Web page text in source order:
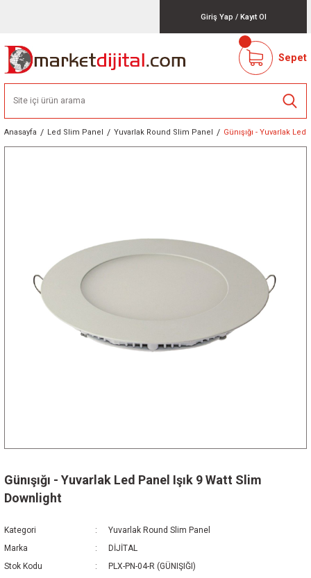
Giriş Yap / Kayıt Ol
Sepet
Anasayfa Led Slim Panel Yuvarlak Round Slim Panel Günışığı - Yuvarlak
Günışığı - Yuvarlak Led Panel Işık 9 Watt Slim
Downlight
Kategori
Yuvarlak Round Slim Panel
Marka
DİJİTAL
Stok Kodu
PLX-PN-04-R (GÜNIŞIĞI)